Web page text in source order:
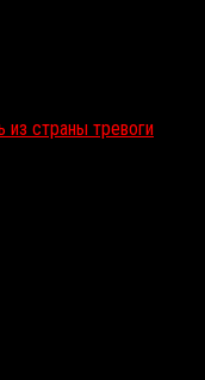
из страны тревоги